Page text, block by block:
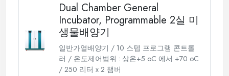
Dual Chamber General
Incubator, Programmable 2실 미
생물배양기
일반가열배양기 / 10 스텝 프로그램 콘트롤
러 / 온도제어범위 : 상온+5 oC 에서 +70 oC
/ 250 리터 x 2 챔버